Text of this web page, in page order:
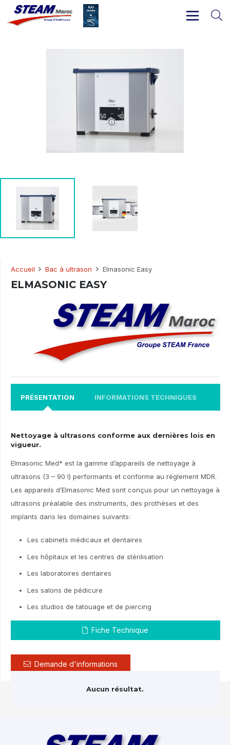
Accueil Bac à ultrason Elmasonic Easy
ELMASONIC EASY
PRÉSENTATION INFORMATIONS TECHNIQUES
Nettoyage à ultrasons conforme aux dernières lois en
vigueur.
Elmasonic Med* est la gamme d’appareils de nettoyage à
ultrasons (3 – 90 l) performants et conforme au règlement MDR.
Les appareils d’Elmasonic Med sont conçus pour un nettoyage à
ultrasons préalable des instruments, des prothèses et des
implants dans les domaines suivants:
Les cabinets médicaux et dentaires
Les hôpitaux et les centres de stérilisation
Les laboratoires dentaires
Les salons de pédicure
Les studios de tatouage et de piercing
Fiche Technique
Demande d'informations
Aucun résultat.